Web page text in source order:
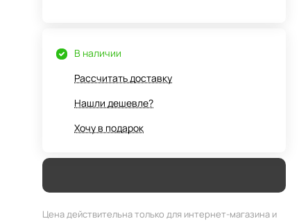
В наличии
Рассчитать доставку
Нашли дешевле?
Хочу в подарок
Цена действительна только для интернет-магазина и